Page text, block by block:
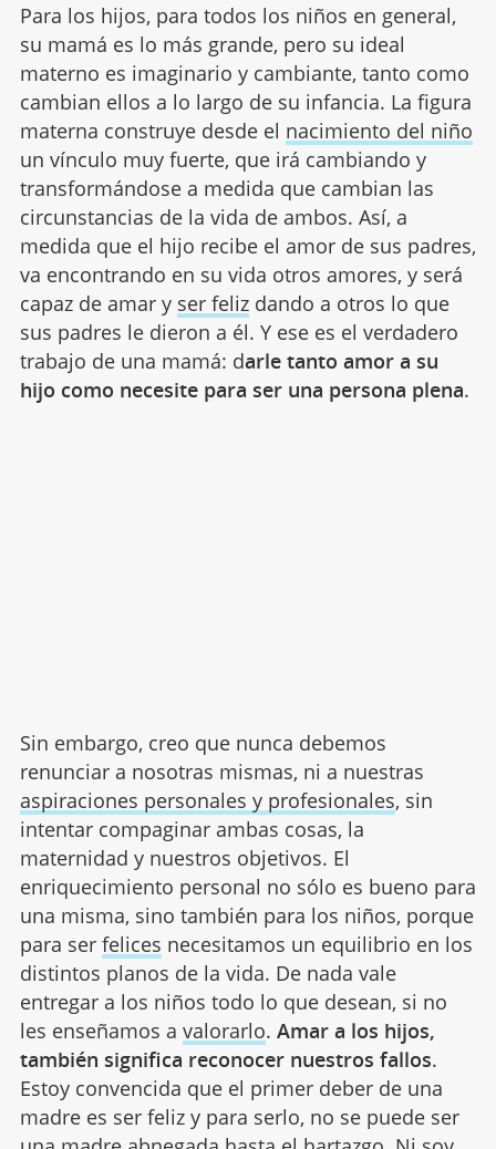
Para los hijos, para todos los niños en general,
su mamá es lo más grande, pero su ideal
materno es imaginario y cambiante, tanto como
cambian ellos a lo largo de su infancia. La figura
materna construye desde el nacimiento del niño
un vínculo muy fuerte, que irá cambiando y
transformándose a medida que cambian las
circunstancias de la vida de ambos. Así, a
medida que el hijo recibe el amor de sus padres,
va encontrando en su vida otros amores, y será
capaz de amar y ser felizdando a otros lo que
sus padres le dieron a él. Y ese es el verdadero
trabajo de una mamá: darle tanto amor a su
hijo como necesite para ser una persona plena.
Sin embargo, creo que nunca debemos
renunciar a nosotras mismas, ni a nuestras
aspiraciones personales y profesionales, sin
intentar compaginar ambas cosas, la
maternidad y nuestros objetivos. El
enriquecimiento personal no sólo es bueno para
una misma, sino también para los niños, porque
para ser felices necesitamos un equilibrio en los
distintos planos de la vida. De nada vale
entregar a los niños todo lo que desean, si no
les enseñamos a valorarlo. Amar a los hijos,
también significa reconocer nuestros fallos.
Estoy convencida que el primer deber de una
madre es ser feliz y para serlo, no se puede ser